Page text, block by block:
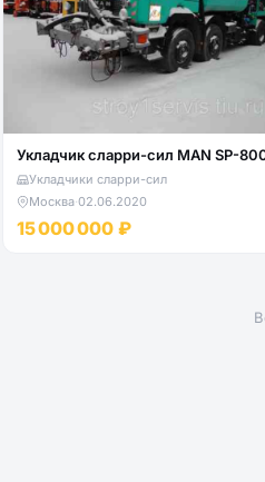
Укладчик сларри-сил MAN SP-
Укладчики сларри-сил
Москва·02.06.2020
15 000 000 ₽